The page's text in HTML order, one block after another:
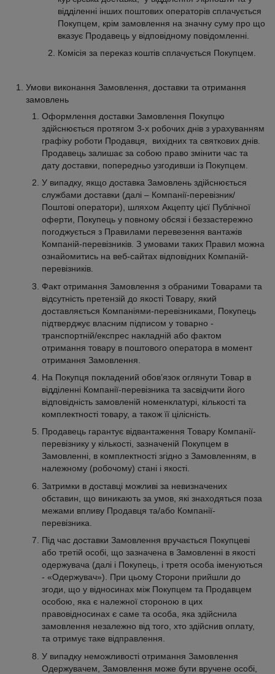
відділенні інших поштових операторів сплачується
Покупцем, крім замовлення на значну суму про що
вказує Продавець у відповідному повідомленні.
Комісія за переказ коштів сплачується Покупцем.
Умови виконання Замовлення, доставки та отримання
замовлень
Оформлення доставки Замовлення Покупцю
здійснюється протягом 3-х робочих днів з урахуванням
графіку роботи Продавця, вихідних та святкових днів.
Продавець залишає за собою право змінити час та
дату доставки, попередньо узгодивши із Покупцем.
У випадку, якщо доставка Замовлень здійснюється
службами доставки (далі – Компанії-перевізник/
Поштові оператори), шляхом Акцепту цієї Публічної
оферти, Покупець у повному обсязі і беззастережно
погоджується з Правилами перевезення вантажів
Компаній-перевізників. З умовами таких Правил можна
ознайомитись на веб-сайтах відповідних Компаній-
перевізників.
Факт отримання Замовлення з обраними Товарами та
відсутність претензій до якості Товару, який
доставляється Компаніями-перевізниками, Покупець
підтверджує власним підписом у товарно -
транспортній/експрес накладній або фактом
отримання товару в поштового оператора в момент
отримання Замовлення.
На Покупця покладений обов’язок оглянути Товар в
відділенні Компанії-перевізника та засвідчити його
відповідність замовленій номенклатурі, кількості та
комплектності товару, а також її цілісність.
Продавець гарантує відвантаження Товару Компанії-
перевізнику у кількості, зазначеній Покупцем в
Замовленні, в комплектності згідно з Замовленням, в
належному (робочому) стані і якості.
Затримки в доставці можливі за невизначених
обставин, що виникають за умов, які знаходяться поза
межами впливу Продавця та/або Компанії-
перевізника.
Під час доставки Замовлення вручається Покупцеві
або третій особі, що зазначена в Замовленні в якості
одержувача (далі і Покупець, і третя особа іменуються
- «Одержувач»). При цьому Сторони прийшли до
згоди, що у відносинах між Покупцем та Продавцем
особою, яка є належної стороною в цих
правовідносинах є саме та особа, яка здійснила
замовлення незалежно від того, хто здійснив оплату,
та отримує таке відправлення.
У випадку неможливості отримання Замовлення
Одержувачем, Замовлення може бути вручене особі,